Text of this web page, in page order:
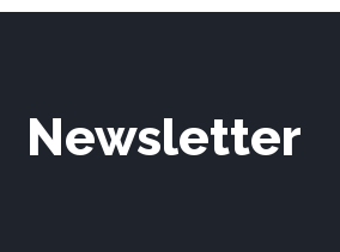
Newsletter